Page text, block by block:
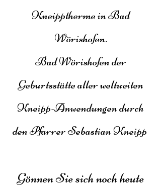
Kneipptherme in Bad
Wörishofen.
Bad Wörishofen der
Geburtsstätte aller weltweiten
Kneipp-Anwendungen durch
den Pfarrer Sebastian Kneipp
Gönnen Sie sich noch heute